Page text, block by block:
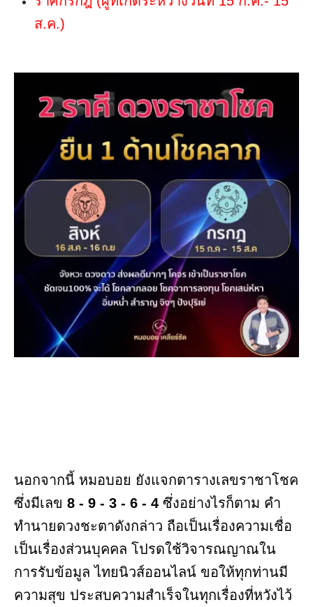
ส.ค.)
นอกจากนี้ หมอบอย ยังแจกตารางเลขราชาโชค
ซึ่งมีเลข 8 - 9 - 3 - 6 - 4 ซึ่งอย่างไรก็ตาม คำ
ทำนายดวงชะตาดังกล่าว ถือเป็นเรื่องความเชื่อ
เป็นเรื่องส่วนบุคคล โปรดใช้วิจารณญาณใน
การรับข้อมูล ไทยนิวส์ออนไลน์ ขอให้ทุกท่านมี
ความสุข ประสบความสำเร็จในทุกเรื่องที่หวังไว้